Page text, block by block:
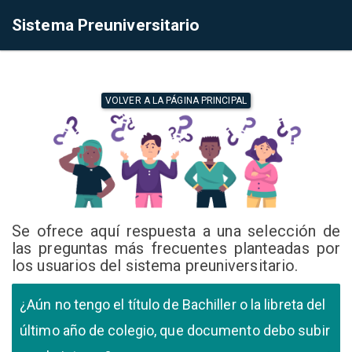
Sistema Preuniversitario
VOLVER A LA PÁGINA PRINCIPAL
Se ofrece aquí respuesta a una selección de
las preguntas más frecuentes planteadas por
los usuarios del sistema preuniversitario.
¿Aún no tengo el título de Bachiller o la libreta del
último año de colegio, que documento debo subir